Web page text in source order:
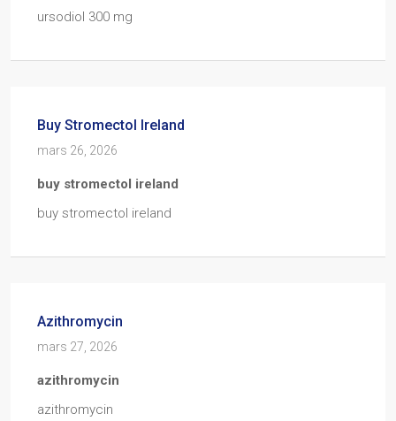
ursodiol 300 mg
Buy Stromectol Ireland
mars 26, 2026
buy stromectol ireland
buy stromectol ireland
Azithromycin
mars 27, 2026
azithromycin
azithromycin